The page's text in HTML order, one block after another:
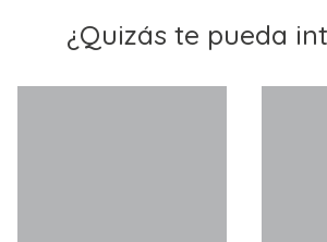
¿Quizás te pueda